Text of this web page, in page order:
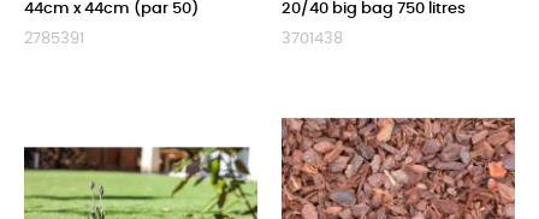
44cm x 44cm (par 50)
2785391
20/40 big bag 750 litres
3701438